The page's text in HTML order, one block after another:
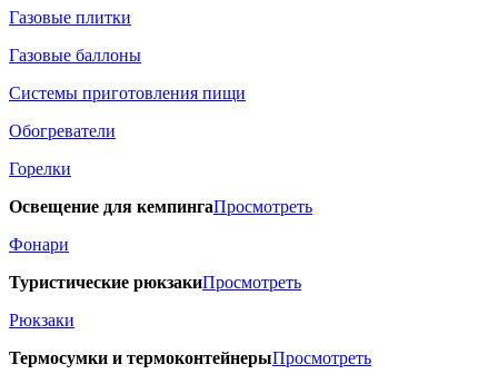
Газовые плитки
Газовые баллоны
Системы приготовления пищи
Обогреватели
Горелки
Освещение для кемпингаПросмотреть
Фонари
Туристические рюкзакиПросмотреть
Рюкзаки
Термосумки и термоконтейнерыПросмотреть